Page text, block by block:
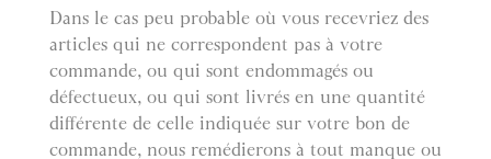
Dans le cas peu probable où vous recevriez des
articles qui ne correspondent pas à votre
commande, ou qui sont endommagés ou
défectueux, ou qui sont livrés en une quantité
différente de celle indiquée sur votre bon de
commande, nous remédierons à tout manque ou